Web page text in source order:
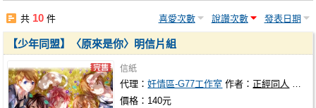
共 10 件 喜愛次數 說讚次數 發表日期
【少年同盟】〈原來是你〉明信片組
信紙
代理：奸情區-G77工作室 作者： 正經同人 代理
價格：140元